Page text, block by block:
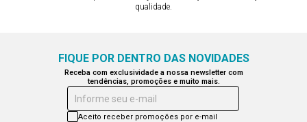
qualidade.
FIQUE POR DENTRO DAS NOVIDADES
Receba com exclusividade a nossa newsletter com
tendências, promoções e muito mais.
Informe seu e-mail
Aceito receber promoções por e-mail